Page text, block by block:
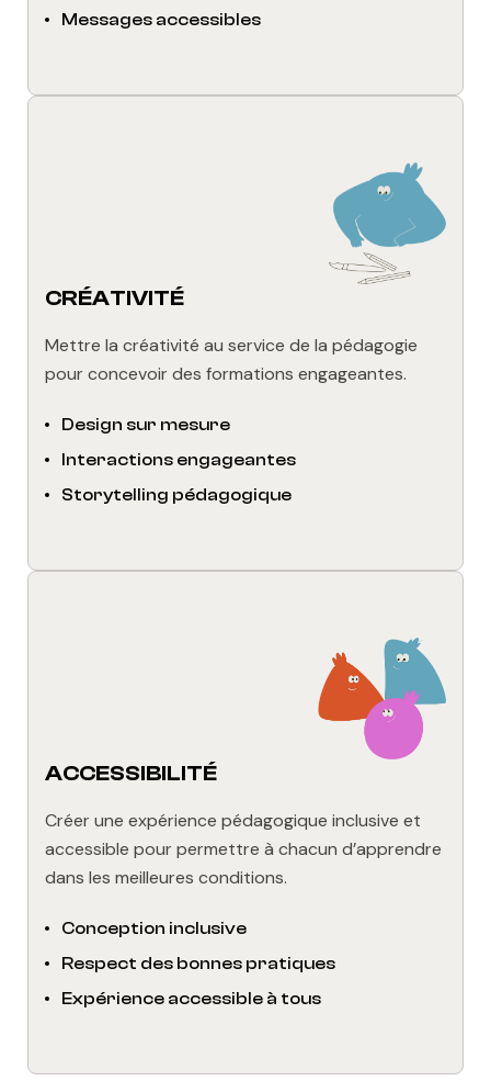
Messages accessibles
CRÉATIVITÉ
Mettre la créativité au service de la pédagogie
pour concevoir des formations engageantes.
Design sur mesure
Interactions engageantes
Storytelling pédagogique
ACCESSIBILITÉ
Créer une expérience pédagogique inclusive et
accessible pour permettre à chacun d’apprendre
dans les meilleures conditions.
Conception inclusive
Respect des bonnes pratiques
Expérience accessible à tous